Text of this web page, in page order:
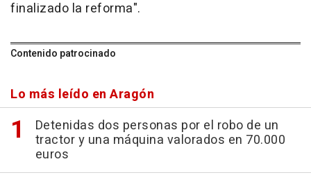
finalizado la reforma".
Contenido patrocinado
Lo más leído en Aragón
Detenidas dos personas por el robo de un
tractor y una máquina valorados en 70.000
euros